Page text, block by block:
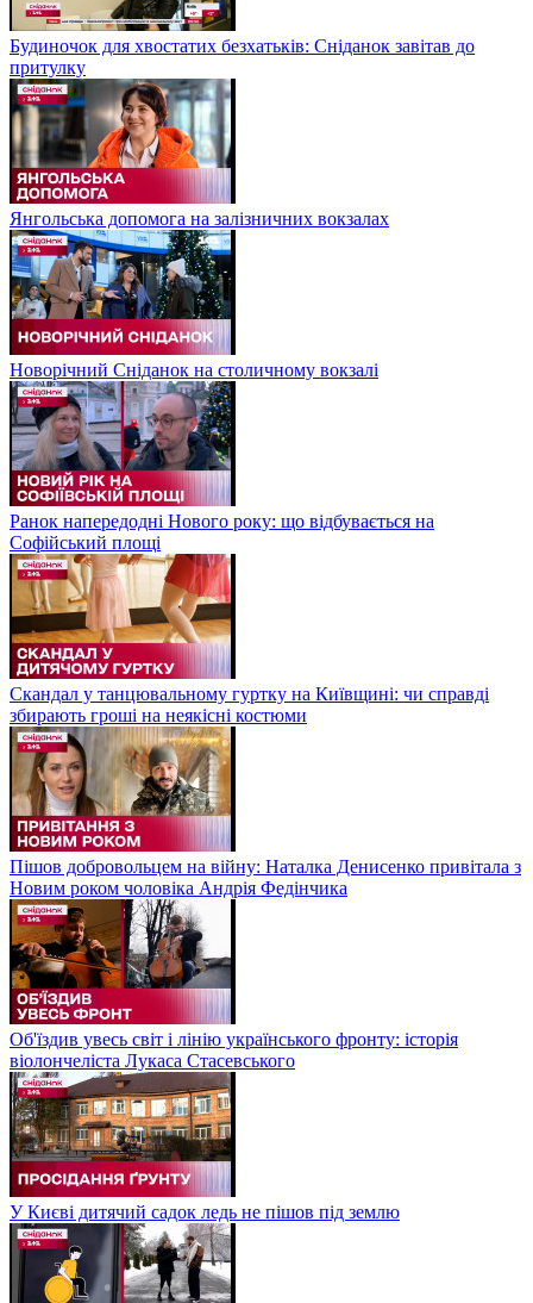
Будиночок для хвостатих безхатьків: Сніданок завітав до
притулку
Янгольська допомога на залізничних вокзалах
Новорічний Сніданок на столичному вокзалі
Ранок напередодні Нового року: що відбувається на
Софійський площі
Скандал у танцювальному гуртку на Київщині: чи справді
збирають гроші на неякісні костюми
Пішов добровольцем на війну: Наталка Денисенко привітала з
Новим роком чоловіка Андрія Федінчика
Об'їздив увесь світ і лінію українського фронту: історія
віолончеліста Лукаса Стасевського
У Києві дитячий садок ледь не пішов під землю